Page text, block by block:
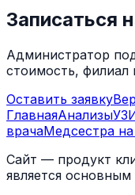
Записаться
Администратор
стоимость, филиал
Оставить заявку
ГлавнаяАнализы
врачаМедсестра
Сайт — продукт
является